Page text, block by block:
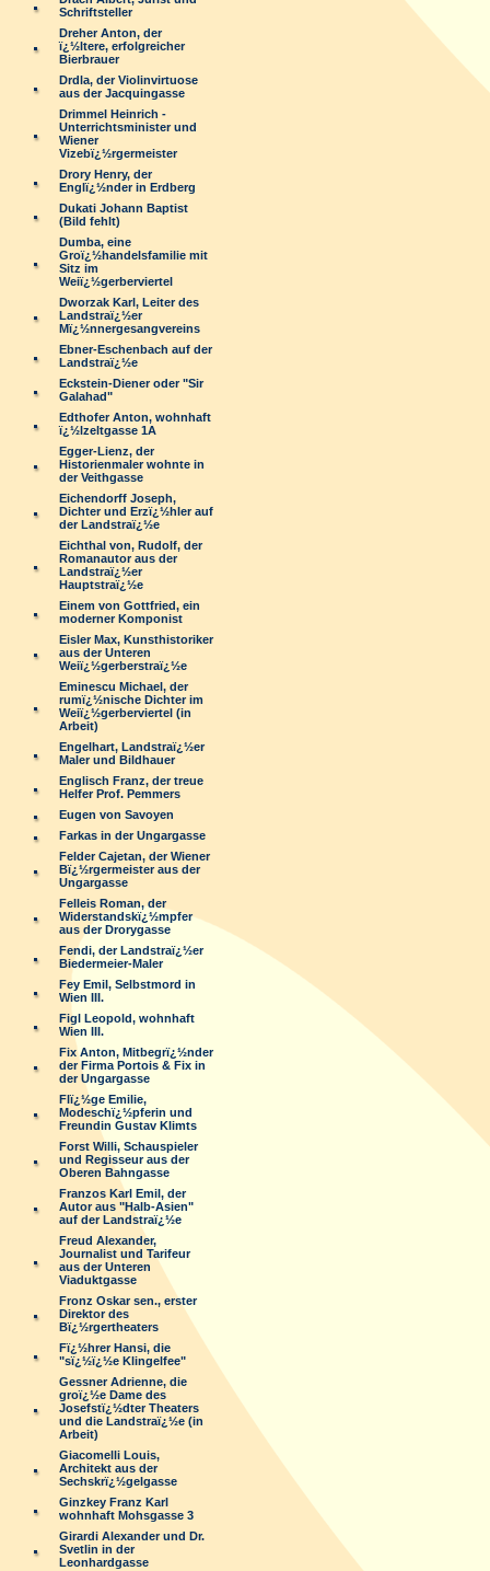
Schriftsteller
Dreher Anton, der
ï¿½ltere, erfolgreicher
Bierbrauer
Drdla, der Violinvirtuose
aus der Jacquingasse
Drimmel Heinrich -
Unterrichtsminister und
Wiener
Vizebï¿½rgermeister
Drory Henry, der
Englï¿½nder in Erdberg
Dukati Johann Baptist
(Bild fehlt)
Dumba, eine
Groï¿½handelsfamilie mit
Sitz im
Weiï¿½gerberviertel
Dworzak Karl, Leiter des
Landstraï¿½er
Mï¿½nnergesangvereins
Ebner-Eschenbach auf der
Landstraï¿½e
Eckstein-Diener oder "Sir
Galahad"
Edthofer Anton, wohnhaft
ï¿½lzeltgasse 1A
Egger-Lienz, der
Historienmaler wohnte in
der Veithgasse
Eichendorff Joseph,
Dichter und Erzï¿½hler auf
der Landstraï¿½e
Eichthal von, Rudolf, der
Romanautor aus der
Landstraï¿½er
Hauptstraï¿½e
Einem von Gottfried, ein
moderner Komponist
Eisler Max, Kunsthistoriker
aus der Unteren
Weiï¿½gerberstraï¿½e
Eminescu Michael, der
rumï¿½nische Dichter im
Weiï¿½gerberviertel (in
Arbeit)
Engelhart, Landstraï¿½er
Maler und Bildhauer
Englisch Franz, der treue
Helfer Prof. Pemmers
Eugen von Savoyen
Farkas in der Ungargasse
Felder Cajetan, der Wiener
Bï¿½rgermeister aus der
Ungargasse
Felleis Roman, der
Widerstandskï¿½mpfer
aus der Drorygasse
Fendi, der Landstraï¿½er
Biedermeier-Maler
Fey Emil, Selbstmord in
Wien III.
Figl Leopold, wohnhaft
Wien III.
Fix Anton, Mitbegrï¿½nder
der Firma Portois & Fix in
der Ungargasse
Flï¿½ge Emilie,
Modeschï¿½pferin und
Freundin Gustav Klimts
Forst Willi, Schauspieler
und Regisseur aus der
Oberen Bahngasse
Franzos Karl Emil, der
Autor aus "Halb-Asien"
auf der Landstraï¿½e
Freud Alexander,
Journalist und Tarifeur
aus der Unteren
Viaduktgasse
Fronz Oskar sen., erster
Direktor des
Bï¿½rgertheaters
Fï¿½hrer Hansi, die
"sï¿½ï¿½e Klingelfee"
Gessner Adrienne, die
groï¿½e Dame des
Josefstï¿½dter Theaters
und die Landstraï¿½e (in
Arbeit)
Giacomelli Louis,
Architekt aus der
Sechskrï¿½gelgasse
Ginzkey Franz Karl
wohnhaft Mohsgasse 3
Girardi Alexander und Dr.
Svetlin in der
Leonhardgasse